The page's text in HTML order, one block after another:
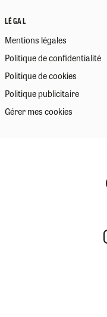
LÉGAL
Mentions légales
Politique de confidentialité
Politique de cookies
Politique publicitaire
Gérer mes cookies